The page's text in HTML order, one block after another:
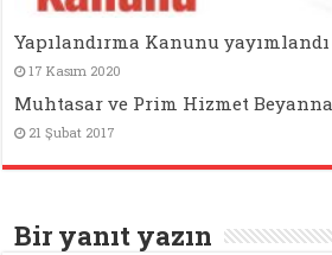
Yapılandırma Kanunu yayımlandı
17 Kasım 2020
Muhtasar ve Prim Hizmet
21 Şubat 2017
Bir yanıt yazın